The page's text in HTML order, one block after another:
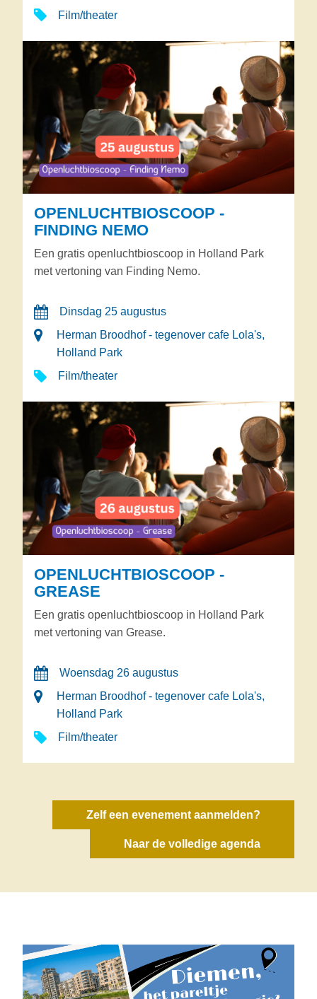
Film/theater
OPENLUCHTBIOSCOOP -
FINDING NEMO
Een gratis openluchtbioscoop in Holland Park
met vertoning van Finding Nemo.
Dinsdag 25 augustus
Herman Broodhof - tegenover cafe Lola's,
Holland Park
Film/theater
OPENLUCHTBIOSCOOP -
GREASE
Een gratis openluchtbioscoop in Holland Park
met vertoning van Grease.
Woensdag 26 augustus
Herman Broodhof - tegenover cafe Lola's,
Holland Park
Film/theater
Zelf een evenement aanmelden?
Naar de volledige agenda